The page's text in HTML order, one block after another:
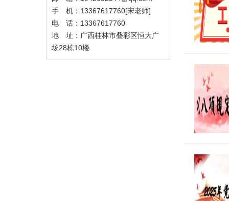
手 机：13367617760[宋老师]
电 话：13367617760
地 址：广西桂林市叠彩区恒大广
场28栋10楼